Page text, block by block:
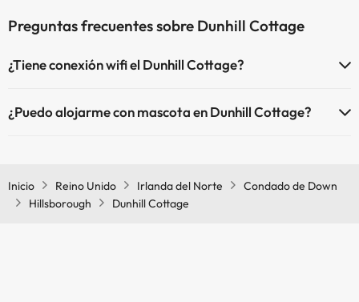
Preguntas frecuentes sobre Dunhill Cottage
¿Tiene conexión wifi el Dunhill Cottage?
¿Puedo alojarme con mascota en Dunhill Cottage?
Inicio Reino Unido Irlanda del Norte
Condado de Down
Hillsborough
Dunhill Cottage